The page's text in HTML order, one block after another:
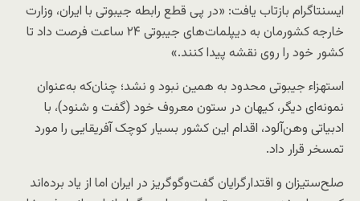
ایسنتاگرام بازتاب یافت: «در پی قطع رابطه جیبوتی با ایران، وزارت
خارجه کشورمان به دیپلمات‌های جیبوتی ۲۴ ساعت فرصت داد تا
کشور خود را روی نقشه پیدا کنند.»
استهزاء جیبوتی محدود به همین نبود و نشد؛ چنان‌که به‌عنوان
نمونه‌ای دیگر، کیهان در ستون معروف خود (گفت و شنود)، با
ادبیاتی وهن‌آلود، اقدام این کشور بسیار کوچک آفریقایی را مورد
تمسخر قرار داد.
صلح‌ستیزان و اقتدارگرایان گفت‌وگوگریز در ایران اما از یاد برده‌اند